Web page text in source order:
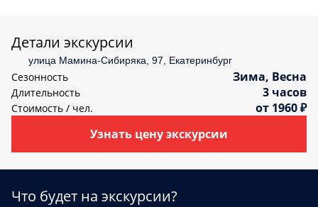
Детали экскурсии
улица Мамина-Сибиряка, 97, Екатеринбург
Сезонность Зима, Весна
Длительность 3 часов
Стоимость / чел.
от 1960 ₽
Узнать цену экскурсии
Что будет на экскурсии?